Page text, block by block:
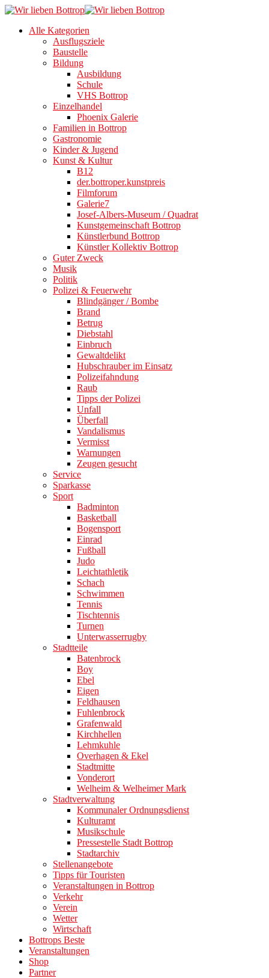
Alle Kategorien
Ausflugsziele
Baustelle
Bildung
Ausbildung
Schule
VHS Bottrop
Einzelhandel
Phoenix Galerie
Familien in Bottrop
Gastronomie
Kinder & Jugend
Kunst & Kultur
B12
der.bottroper.kunstpreis
Filmforum
Galerie7
Josef-Albers-Museum / Quadrat
Kunstgemeinschaft Bottrop
Künstlerbund Bottrop
Künstler Kollektiv Bottrop
Guter Zweck
Musik
Politik
Polizei & Feuerwehr
Blindgänger / Bombe
Brand
Betrug
Diebstahl
Einbruch
Gewaltdelikt
Hubschrauber im Einsatz
Polizeifahndung
Raub
Tipps der Polizei
Unfall
Überfall
Vandalismus
Vermisst
Warnungen
Zeugen gesucht
Service
Sparkasse
Sport
Badminton
Basketball
Bogensport
Einrad
Fußball
Judo
Leichtathletik
Schach
Schwimmen
Tennis
Tischtennis
Turnen
Unterwasserrugby
Stadtteile
Batenbrock
Boy
Ebel
Eigen
Feldhausen
Fuhlenbrock
Grafenwald
Kirchhellen
Lehmkuhle
Overhagen & Ekel
Stadtmitte
Vonderort
Welheim & Welheimer Mark
Stadtverwaltung
Kommunaler Ordnungsdienst
Kulturamt
Musikschule
Pressestelle Stadt Bottrop
Stadtarchiv
Stellenangebote
Tipps für Touristen
Veranstaltungen in Bottrop
Verkehr
Verein
Wetter
Wirtschaft
Bottrops Beste
Veranstaltungen
Shop
Partner